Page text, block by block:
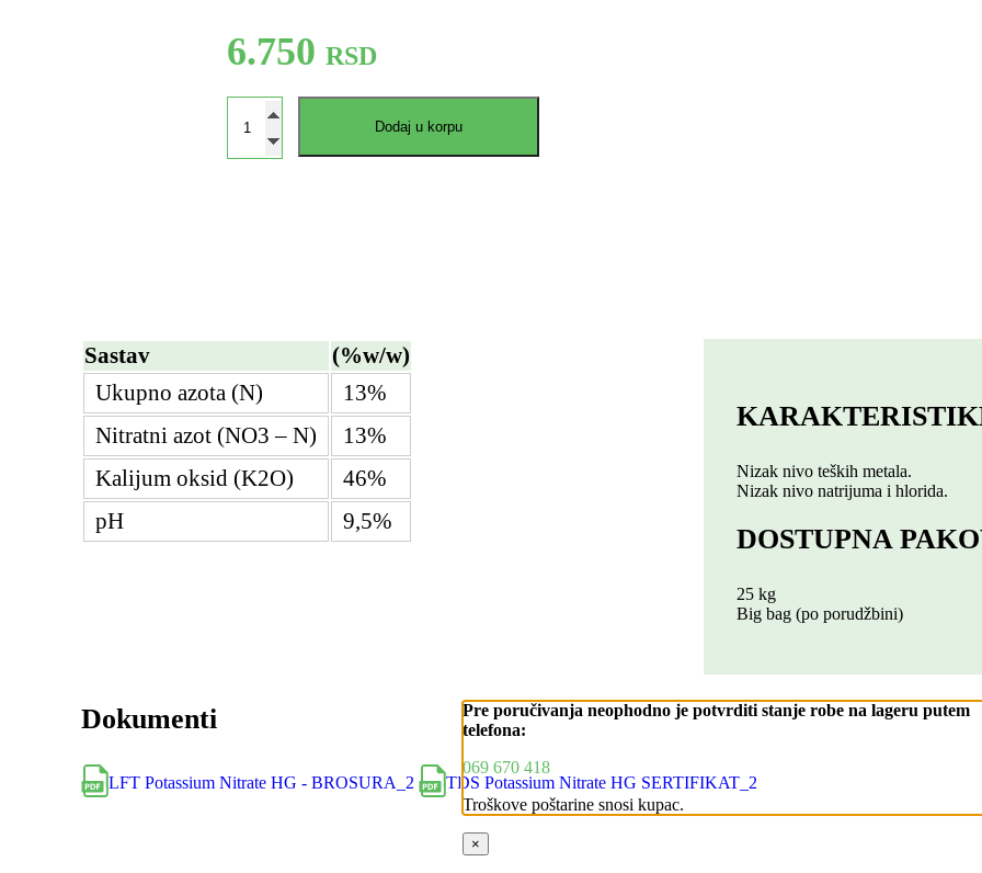
6.750
Dodaj u korpu
Sastav
(%w/w)
Ukupno azota (N)
13%
Nitratni azot (NO3 – N)
13%
Kalijum oksid (K2O)
46%
pH
9,5%
Nizak nivo teških metala.
Nizak nivo natrijuma i hlorida.
DOSTUPNA
25 kg
Big bag (po porudžbini)
Dokumenti
LFT Potassium Nitrate HG - BROSURA_2 TDS Potassium Nitrate HG SERTIFIKAT_2
Pre poručivanja neophodno je potvrditi stanje robe na lageru putem
telefona:
069 670 418
Troškove poštarine snosi kupac.
×